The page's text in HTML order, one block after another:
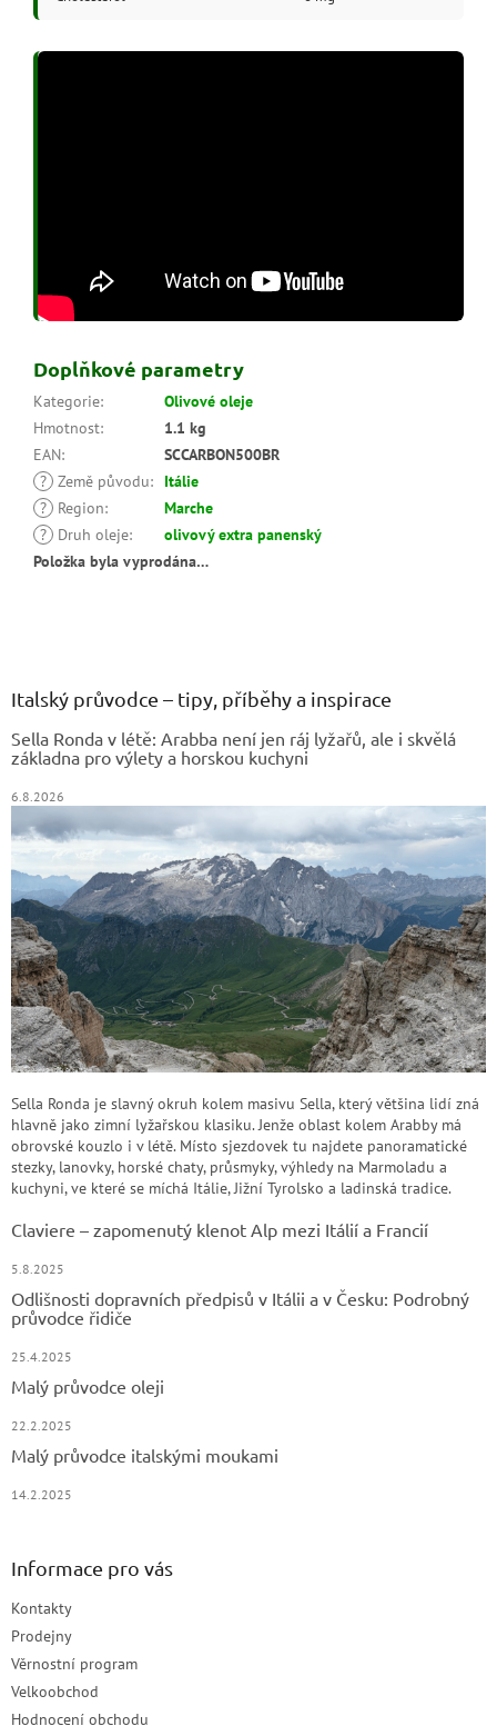
Doplňkové parametry
Kategorie:
Olivové oleje
Hmotnost:
1.1 kg
EAN:
SCCARBON500BR
? Země původu:
Itálie
?
Region:
Marche
?
Druh oleje:
olivový extra panenský
Položka byla vyprodána…
Italský průvodce – tipy, příběhy a inspirace
Sella Ronda v létě: Arabba není jen ráj lyžařů, ale i skvělá
základna pro výlety a horskou kuchyni
6.8.2026
Sella Ronda je slavný okruh kolem masivu Sella, který většina lidí zná
hlavně jako zimní lyžařskou klasiku. Jenže oblast kolem Arabby má
obrovské kouzlo i v létě. Místo sjezdovek tu najdete panoramatické
stezky, lanovky, horské chaty, průsmyky, výhledy na Marmoladu a
kuchyni, ve které se míchá Itálie, Jižní Tyrolsko a ladinská tradice.
Claviere – zapomenutý klenot Alp mezi Itálií a Francií
5.8.2025
Odlišnosti dopravních předpisů v Itálii a v Česku: Podrobný
průvodce řidiče
25.4.2025
Malý průvodce oleji
22.2.2025
Malý průvodce italskými moukami
14.2.2025
Informace pro vás
Kontakty
Prodejny
Věrnostní program
Velkoobchod
Hodnocení obchodu